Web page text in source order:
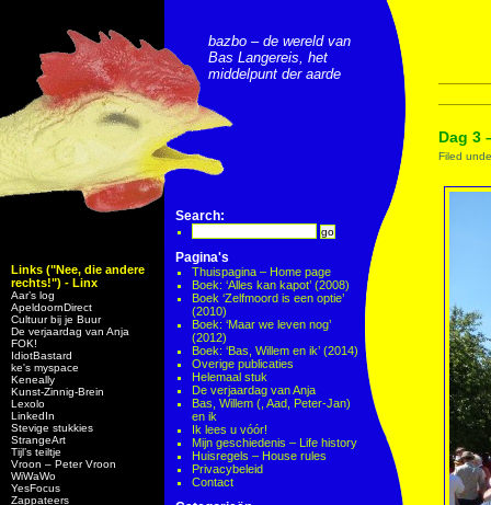
Links ("Nee, die andere
rechts!") - Linx
Aar’s log
ApeldoornDirect
Cultuur bij je Buur
De verjaardag van Anja
FOK!
IdiotBastard
ke's myspace
Keneally
Kunst-Zinnig-Brein
Lexolo
LinkedIn
Stevige stukkies
StrangeArt
Tijl’s teiltje
Vroon – Peter Vroon
WiWaWo
YesFocus
Zappateers
bazbo – de wereld van
Bas Langereis, het
middelpunt der aarde
Search:
Pagina's
Thuispagina – Home page
Boek: ‘Alles kan kapot’ (2008)
Boek ‘Zelfmoord is een optie’
(2010)
Boek: ‘Maar we leven nog’
(2012)
Boek: ‘Bas, Willem en ik’ (2014)
Overige publicaties
Helemaal stuk
De verjaardag van Anja
Bas, Willem (, Aad, Peter-Jan)
en ik
Ik lees u vóór!
Mijn geschiedenis – Life history
Huisregels – House rules
Privacybeleid
Contact
Dag 3
Filed